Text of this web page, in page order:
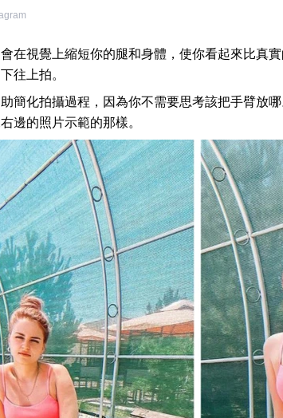
在視覺上縮短你的腿和身體，使你看起來比真
往上拍。
簡化拍攝過程，因為你不需要思考該把手臂放
邊的照片示範的那樣。